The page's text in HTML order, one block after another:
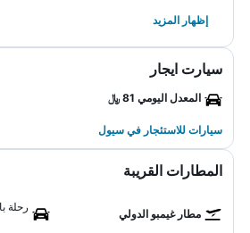
إظهار المزيد
سيارت ايجار
المعدل اليومي 81 ﷼
سيارات للاستئجار في سيول
المطارات القريبة
مطار غيمبو الدولي
رحلة